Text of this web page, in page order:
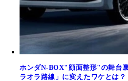
ホンダN-BOX"顔面整形"の舞台
ラオラ路線」に変えたワケとは？